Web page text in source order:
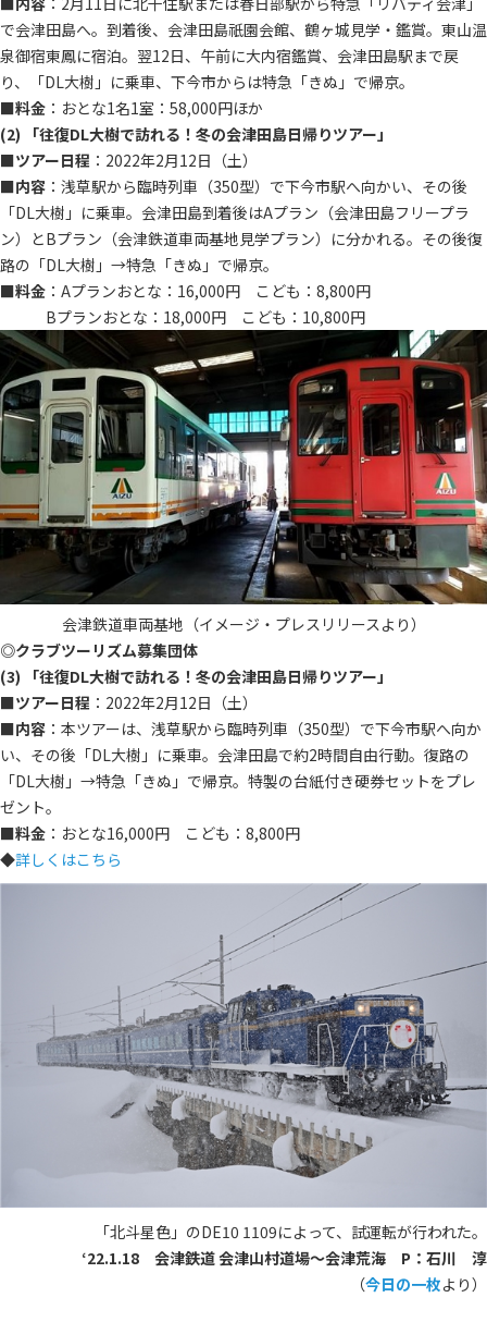
で会津田島へ。到着後、会津田島祇園会館、鶴ヶ城見学・鑑賞。東山温
泉御宿東鳳に宿泊。翌12日、午前に大内宿鑑賞、会津田島駅まで戻
り、「DL大樹」に乗車、下今市からは特急「きぬ」で帰京。
■料金 ：おとな1名1室：58,000円ほか
(2) 「往復DL大樹で訪れる！冬の会津田島日帰りツアー」
■ツアー日程 ：2022年2月12日（土）
■内容 ：浅草駅から臨時列車（350型）で下今市駅へ向かい、その後
「DL大樹」に乗車。会津田島到着後はAプラン（会津田島フリープラ
ン）とBプラン（会津鉄道車両基地見学プラン）に分かれる。その後復
路の「DL大樹」→特急「きぬ」で帰京。
■料金 ：Aプランおとな：16,000円 こども：8,800円
Bプランおとな：18,000円 こども：10,800円
会津鉄道車両基地（イメージ・プレスリリースより）
◎クラブツーリズム募集団体
(3) 「往復DL大樹で訪れる！冬の会津田島日帰りツアー」
■ツアー日程 ：2022年2月12日（土）
■内容 ：本ツアーは、浅草駅から臨時列車（350型）で下今市駅へ向か
い、その後「DL大樹」に乗車。会津田島で約2時間自由行動。復路の
「DL大樹」→特急「きぬ」で帰京。特製の台紙付き硬券セットをプレ
ゼント。
■料金 ：おとな16,000円 こども：8,800円
◆詳しくはこちら
「北斗星色」のDE10 1109によって、試運転が行われた。
‘22.1.18 会津鉄道 会津山村道場〜会津荒海 P：石川 淳
（今日の一枚より）